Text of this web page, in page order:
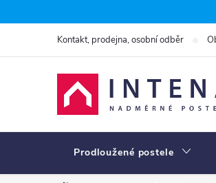
na
Kontakt, prodejna, osobní odběr
Prodloužené postele